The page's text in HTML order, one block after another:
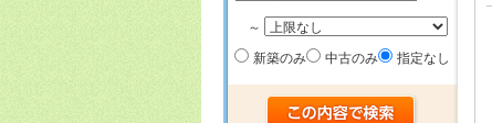
～
新築のみ
中古のみ 指定なし